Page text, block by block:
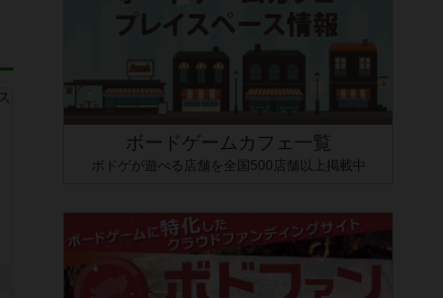
ボードゲームカフェ一覧
ボドゲが遊べる店舗を全国500店舗以上掲載中